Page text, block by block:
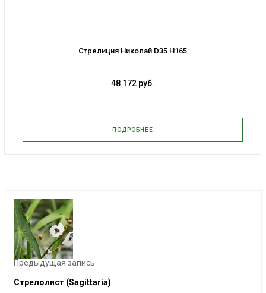
Стрелиция Николай D35 H165
48 172 руб.
ПОДРОБНЕЕ
Предыдущая запись
Стрелолист (Sagittaria)